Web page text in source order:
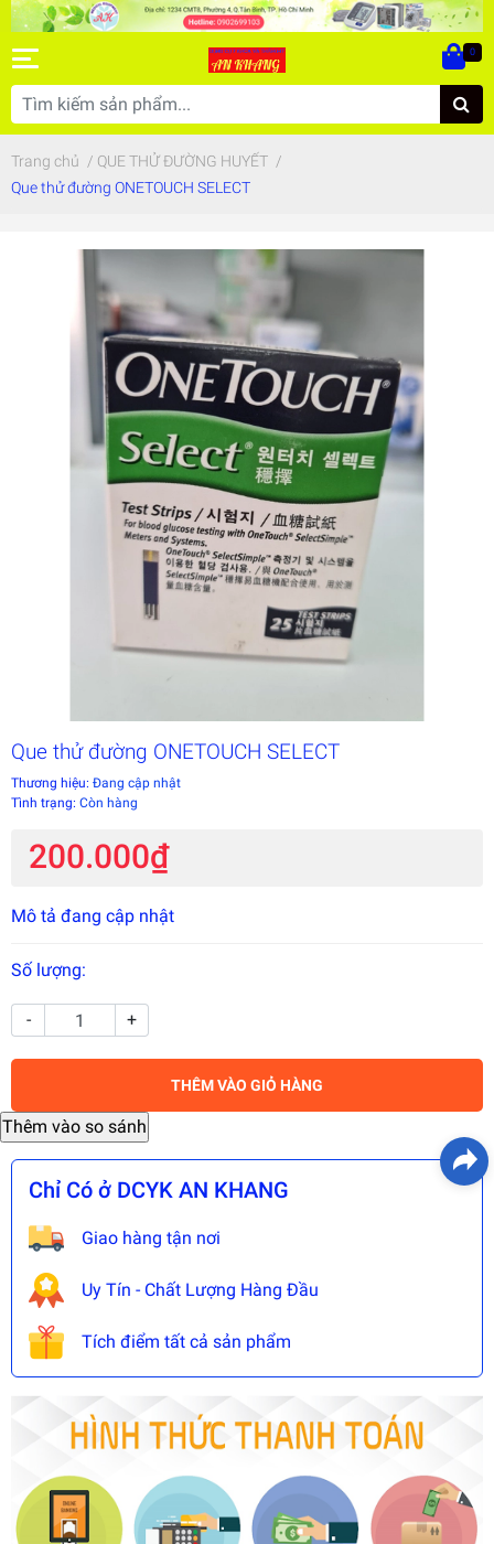
0
Trang chủ / QUE THỬ ĐƯỜNG HUYẾT /
Que thử đường ONETOUCH SELECT
Que thử đường ONETOUCH SELECT
Thương hiệu: Đang cập nhật
Tình trạng: Còn hàng
200.000₫
Mô tả đang cập nhật
Số lượng:
- +
THÊM VÀO GIỎ HÀNG
Chỉ Có ở DCYK AN KHANG
Giao hàng tận nơi
Uy Tín - Chất Lượng Hàng Đầu
Tích điểm tất cả sản phẩm